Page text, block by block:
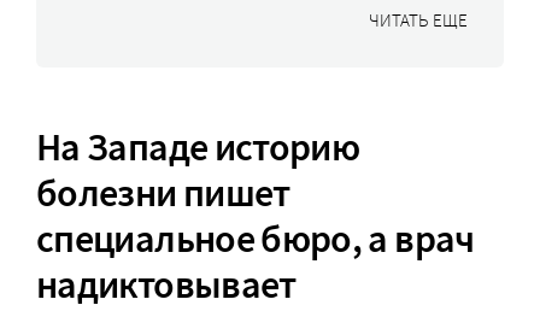
ЧИТАТЬ ЕЩЕ
На Западе историю
болезни пишет
специальное бюро, а врач
надиктовывает